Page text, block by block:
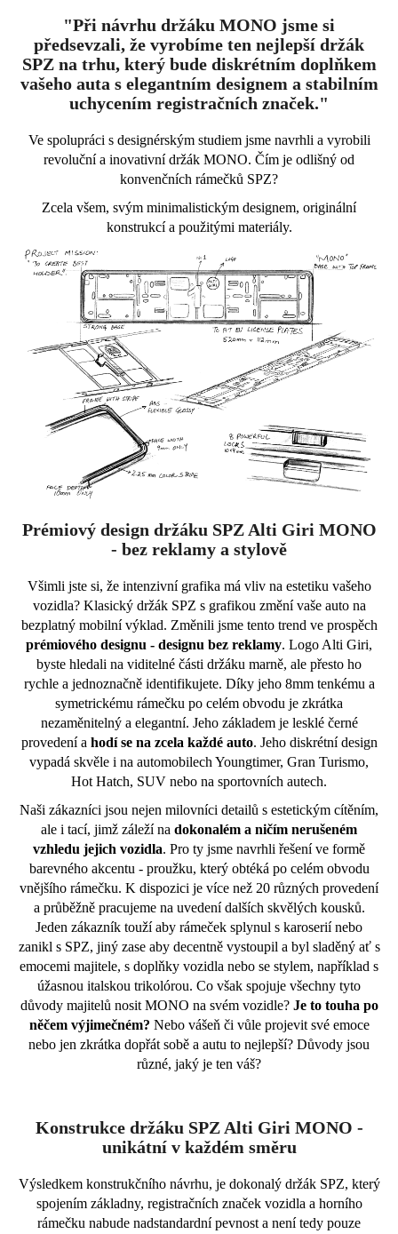
"Při návrhu držáku MONO jsme si
předsevzali, že vyrobíme ten nejlepší držák
SPZ na trhu, který bude diskrétním doplňkem
vašeho auta s elegantním designem a stabilním
uchycením registračních značek."
Ve spolupráci s designérským studiem jsme navrhli a vyrobili
revoluční a inovativní držák MONO. Čím je odlišný od
konvenčních rámečků SPZ?
Zcela všem, svým minimalistickým designem, originální
konstrukcí a použitými materiály.
Prémiový design držáku SPZ Alti Giri MONO
- bez reklamy a stylově
Všimli jste si, že intenzivní grafika má vliv na estetiku vašeho
vozidla? Klasický držák SPZ s grafikou změní vaše auto na
bezplatný mobilní výklad. Změnili jsme tento trend ve prospěch
prémiového designu - designu bez reklamy. Logo Alti Giri,
byste hledali na viditelné části držáku marně, ale přesto ho
rychle a jednoznačně identifikujete. Díky jeho 8mm tenkému a
symetrickému rámečku po celém obvodu je zkrátka
nezaměnitelný a elegantní. Jeho základem je lesklé černé
provedení a hodí se na zcela každé auto. Jeho diskrétní design
vypadá skvěle i na automobilech Youngtimer, Gran Turismo,
Hot Hatch, SUV nebo na sportovních autech.
Naši zákazníci jsou nejen milovníci detailů s estetickým cítěním,
ale i tací, jimž záleží na dokonalém a ničím nerušeném
vzhledu jejich vozidla. Pro ty jsme navrhli řešení ve formě
barevného akcentu - proužku, který obtéká po celém obvodu
vnějšího rámečku. K dispozici je více než 20 různých provedení
a průběžně pracujeme na uvedení dalších skvělých kousků.
Jeden zákazník touží aby rámeček splynul s karoserií nebo
zanikl s SPZ, jiný zase aby decentně vystoupil a byl sladěný ať s
emocemi majitele, s doplňky vozidla nebo se stylem, například s
úžasnou italskou trikolórou. Co však spojuje všechny tyto
důvody majitelů nosit MONO na svém vozidle? Je to touha po
něčem výjimečném? Nebo vášeň či vůle projevit své emoce
nebo jen zkrátka dopřát sobě a autu to nejlepší? Důvody jsou
různé, jaký je ten váš?
Konstrukce držáku SPZ Alti Giri MONO -
unikátní v každém směru
Výsledkem konstrukčního návrhu, je dokonalý držák SPZ, který
spojením základny, registračních značek vozidla a horního
rámečku nabude nadstandardní pevnost a není tedy pouze